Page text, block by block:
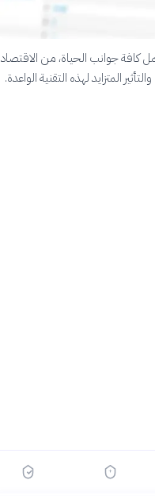
كافة جوانب الحياة، من الاقتصاد
المتزايد لهذه التقنية الواعدة.